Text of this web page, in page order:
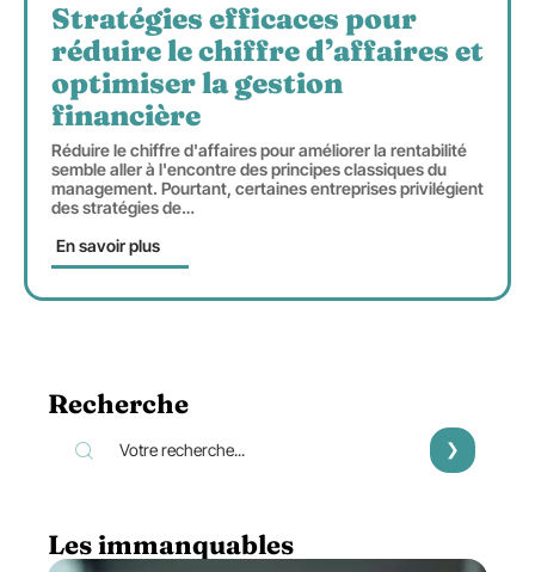
Stratégies efficaces pour
réduire le chiffre d’affaires et
optimiser la gestion
financière
Réduire le chiffre d'affaires pour améliorer la rentabilité
semble aller à l'encontre des principes classiques du
management. Pourtant, certaines entreprises privilégient
des stratégies de…
En savoir plus
Recherche
Les immanquables